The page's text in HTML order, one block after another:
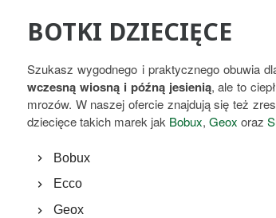
BOTKI DZIECIĘCE
Szukasz wygodnego i praktycznego obuwia
wczesną wiosną i późną jesienią, ale to
mrozów. W naszej ofercie znajdują się też
dziecięce takich marek jak Bobux, Geox oraz
Bobux
Ecco
Geox